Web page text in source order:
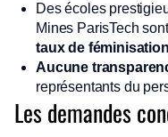
Des écoles
Mines ParisTech
taux de
Aucune
représentants du
Les demandes